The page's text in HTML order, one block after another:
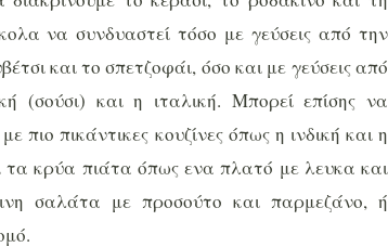
να συνδυαστεί τόσο με γεύσεις από την
και το σπετζοφάι, όσο και με γεύσεις από
(σούσι) και η ιταλική. Μπορεί επίσης να
πιο πικάντικες κουζίνες όπως η ινδική και η
τα κρύα πιάτα όπως ενα πλατό με λευκα και
σαλάτα με προσούτο και παρμεζάνο, ή